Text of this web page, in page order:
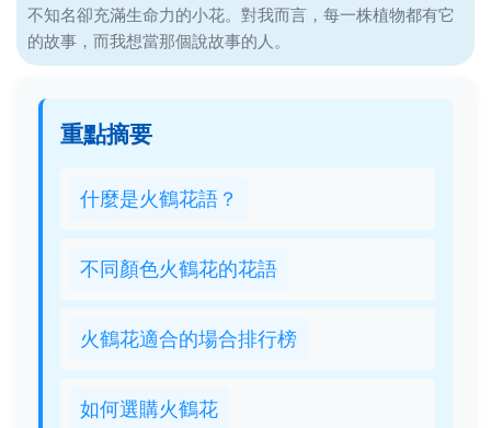
不知名卻充滿生命力的小花。對我而言，每一株植物都有它
的故事，而我想當那個說故事的人。
重點摘要
什麼是火鶴花語？
不同顏色火鶴花的花語
火鶴花適合的場合排行榜
如何選購火鶴花